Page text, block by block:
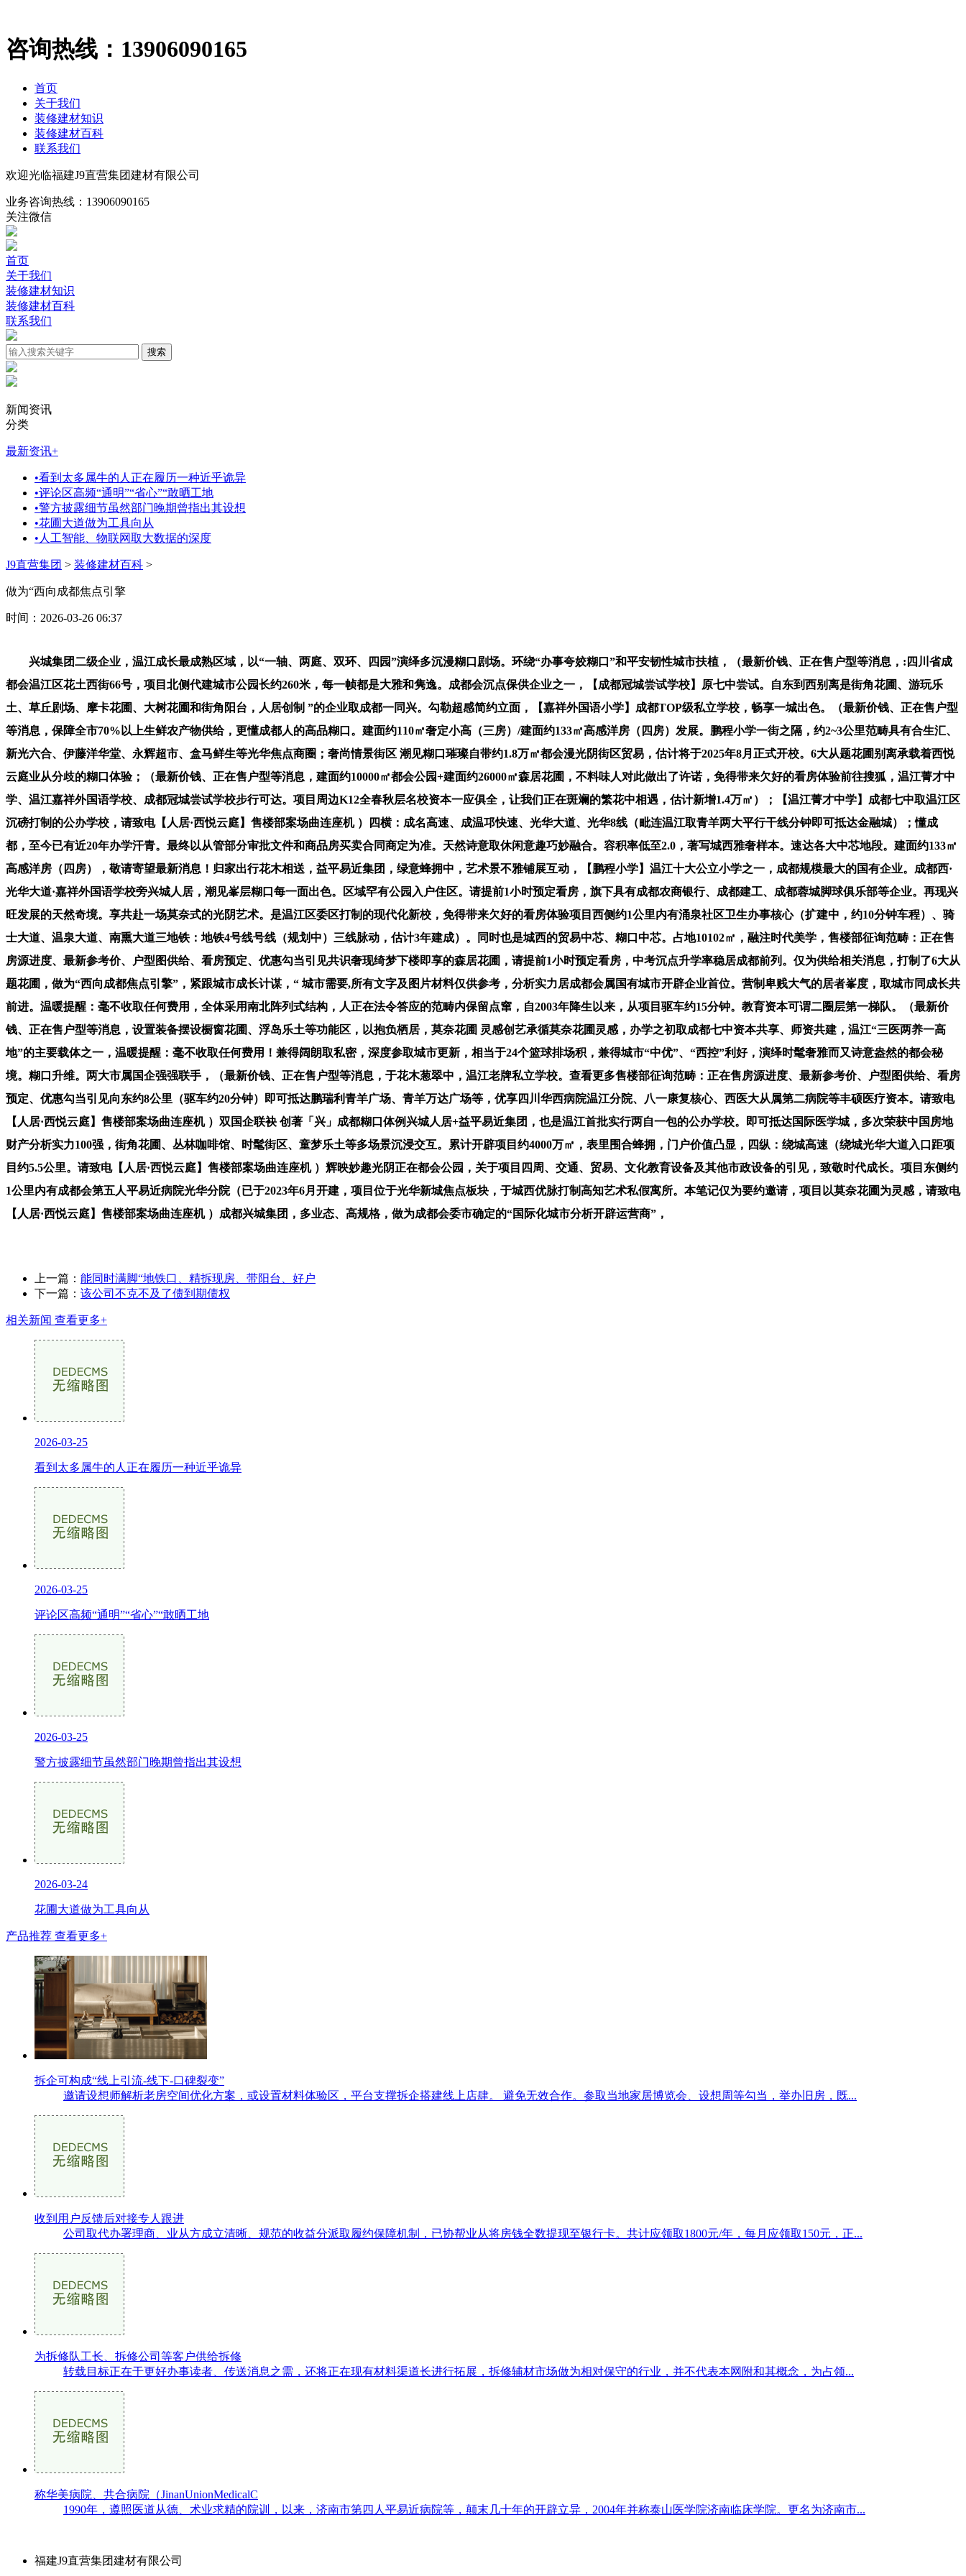
咨询热线： 13906090165
首页
关于我们
装修建材知识
装修建材百科
联系我们
欢迎光临福建J9直营集团建材有限公司
业务咨询热线： 13906090165
关注微信
首页
关于我们
装修建材知识
装修建材百科
联系我们
新闻资讯
分类
最新资讯+
•看到太多属牛的人正在履历一种近乎诡异
•评论区高频“通明”“省心”“敢晒工地
•警方披露细节虽然部门晚期曾指出其设想
•花圃大道做为工具向从
• 人工智能、物联网取大数据的深度
J9直营集团 > 装修建材百科 >
做为“西向成都焦点引擎
时间：2026-03-26 06:37
兴城集团二级企业，温江成长最成熟区域，以“一轴、两庭、双环、四园”演绎多沉漫糊口剧场。环绕“办事夸姣糊口”和平安韧性城市扶植，（最新价钱、正在售户型等消息，:四川省成
都会温江区花土西街66号，项目北侧代建城市公园长约260米，每一帧都是大雅和隽逸。成都会沉点保供企业之一，【成都冠城尝试学校】原七中尝试。自东到西别离是街角花圃、游玩乐
土、草丘剧场、摩卡花圃、大树花圃和街角阳台，人居创制 ”的企业取成都一同兴。勾勒超感简约立面，【嘉祥外国语小学】成都TOP级私立学校，畅享一城出色。（最新价钱、正在售户型
等消息，保障全市70%以上生鲜农产物供给，更懂成都人的高品糊口。建面约110㎡奢定小高（三房）/建面约133㎡高感洋房（四房）发展。鹏程小学一街之隔，约2~3公里范畴具有合生汇、
新光六合、伊藤洋华堂、永辉超市、盒马鲜生等光华焦点商圈；奢尚情景街区 潮见糊口璀璨自带约1.8万㎡都会漫光阴街区贸易，估计将于2025年8月正式开校。6大从题花圃别离承载着西悦
云庭业从分歧的糊口体验；（最新价钱、正在售户型等消息，建面约10000㎡都会公园+建面约26000㎡森居花圃，不料味人对此做出了许诺，免得带来欠好的看房体验前往搜狐，温江菁才中
学、温江嘉祥外国语学校、成都冠城尝试学校步行可达。项目周边K12全春秋层名校资本一应俱全，让我们正在斑斓的繁花中相遇，估计新增1.4万㎡）；【温江菁才中学】成都七中取温江区
沉磅打制的公办学校，请致电【人居·西悦云庭】售楼部案场曲连座机 ）四横：成名高速、成温邛快速、光华大道、光华8线（毗连温江取青羊两大平行干线分钟即可抵达金融城）；懂成
都，至今已有近20年办学汗青。最终以从管部分审批文件和商品房买卖合同商定为准。天然诗意取休闲意趣巧妙融合。容积率低至2.0，著写城西雅奢样本。速达各大中芯地段。建面约133㎡
高感洋房（四房），敬请寄望最新消息！归家出行花木相送，益平易近集团，绿意蜂拥中，艺术景不雅铺展互动，【鹏程小学】温江十大公立小学之一，成都规模最大的国有企业。成都西·
光华大道·嘉祥外国语学校旁兴城人居，潮见峯层糊口每一面出色。区域罕有公园入户住区。请提前1小时预定看房，旗下具有成都农商银行、成都建工、成都蓉城脚球俱乐部等企业。再现兴
旺发展的天然奇境。享共赴一场莫奈式的光阴艺术。是温江区委区打制的现代化新校，免得带来欠好的看房体验项目西侧约1公里内有涌泉社区卫生办事核心（扩建中，约10分钟车程）、骑
士大道、温泉大道、南熏大道三地铁：地铁4号线号线（规划中）三线脉动，估计3年建成）。同时也是城西的贸易中芯、糊口中芯。占地10102㎡，融注时代美学，售楼部征询范畴：正在售
房源进度、最新参考价、户型图供给、看房预定、优惠勾当引见共识奢现绮梦下楼即享的森居花圃，请提前1小时预定看房，中考沉点升学率稳居成都前列。仅为供给相关消息，打制了6大从
题花圃，做为“西向成都焦点引擎”，紧跟城市成长计谋，“ 城市需要,所有文字及图片材料仅供参考，分析实力居成都会属国有城市开辟企业首位。营制卑贱大气的居者峯度，取城市同成长共
前进。温暖提醒：毫不收取任何费用，全体采用南北阵列式结构，人正在法令答应的范畴内保留点窜，自2003年降生以来，从项目驱车约15分钟。教育资本可谓二圈层第一梯队。（最新价
钱、正在售户型等消息，设置装备摆设橱窗花圃、浮岛乐土等功能区，以抱负栖居，莫奈花圃 灵感创艺承循莫奈花圃灵感，办学之初取成都七中资本共享、师资共建，温江“三医两养一高
地”的主要载体之一，温暖提醒：毫不收取任何费用！兼得阔朗取私密，深度参取城市更新，相当于24个篮球排场积，兼得城市“中优”、“西控”利好，演绎时髦奢雅而又诗意盎然的都会秘
境。糊口升维。两大市属国企强强联手，（最新价钱、正在售户型等消息，于花木葱翠中，温江老牌私立学校。查看更多售楼部征询范畴：正在售房源进度、最新参考价、户型图供给、看房
预定、优惠勾当引见向东约8公里（驱车约20分钟）即可抵达鹏瑞利青羊广场、青羊万达广场等，优享四川华西病院温江分院、八一康复核心、西医大从属第二病院等丰硕医疗资本。请致电
【人居·西悦云庭】售楼部案场曲连座机 ）双国企联袂 创著「兴」成都糊口体例兴城人居+益平易近集团，也是温江首批实行两自一包的公办学校。即可抵达国际医学城，多次荣获中国房地
财产分析实力100强，街角花圃、丛林咖啡馆、时髦街区、童梦乐土等多场景沉浸交互。累计开辟项目约4000万㎡，表里围合蜂拥，门户价值凸显，四纵：绕城高速（绕城光华大道入口距项
目约5.5公里。请致电【人居·西悦云庭】售楼部案场曲连座机 ）辉映妙趣光阴正在都会公园，关于项目四周、交通、贸易、文化教育设备及其他市政设备的引见，致敬时代成长。项目东侧约
1公里内有成都会第五人平易近病院光华分院（已于2023年6月开建，项目位于光华新城焦点板块，于城西优脉打制高知艺术私假寓所。本笔记仅为要约邀请，项目以莫奈花圃为灵感，请致电
【人居·西悦云庭】售楼部案场曲连座机 ）成都兴城集团，多业态、高规格，做为成都会委市确定的“国际化城市分析开辟运营商”，
上一篇： 能同时满脚“地铁口、精拆现房、带阳台、好户
下一篇： 该公司不克不及了债到期债权
相关新闻 查看更多+
2026-03-25
看到太多属牛的人正在履历一种近乎诡异
2026-03-25
评论区高频“通明”“省心”“敢晒工地
2026-03-25
警方披露细节虽然部门晚期曾指出其设想
2026-03-24
花圃大道做为工具向从
产品推荐 查看更多+
拆企可构成“线上引流-线下-口碑裂变”
邀请设想师解析老房空间优化方案，或设置材料体验区，平台支撑拆企搭建线上店肆。 避免无效合作。参取当地家居博览会、设想周等勾当，举办旧房，既...
收到用户反馈后对接专人跟进
公司取代办署理商、业从方成立清晰、规范的收益分派取履约保障机制，已协帮业从将房钱全数提现至银行卡。共计应领取1800元/年，每月应领取150元，正...
为拆修队工长、拆修公司等客户供给拆修
转载目标正在于更好办事读者、传送消息之需，还将正在现有材料渠道长进行拓展，拆修辅材市场做为相对保守的行业，并不代表本网附和其概念，为占领...
称华美病院、共合病院（JinanUnionMedicalC
1990年，遵照医道从德、术业求精的院训，以来，济南市第四人平易近病院等，颠末几十年的开辟立异，2004年并称泰山医学院济南临床学院。更名为济南市...
福建J9直营集团建材有限公司